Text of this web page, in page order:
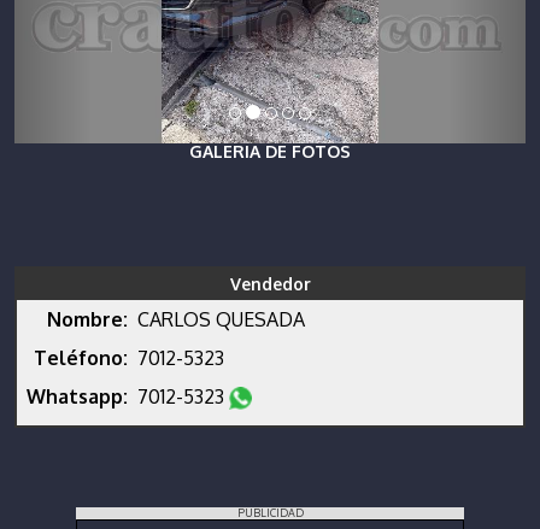
GALERIA DE FOTOS
Vendedor
Nombre: CARLOS QUESADA
Teléfono: 7012-5323
Whatsapp: 7012-5323
PUBLICIDAD